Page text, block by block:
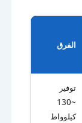
الفرق
توفير
~130
كيلوواط